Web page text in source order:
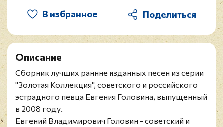
В избранное
Описание
Сборник лучших раннне изданных песен из серии
"Золотая Коллекция", советского и российского
эстрадного певца Евгения Головина, выпущенный
в 2008 году.
Евгений Владимирович Головин - советский и